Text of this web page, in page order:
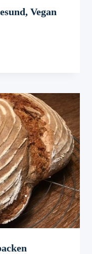
Vegan